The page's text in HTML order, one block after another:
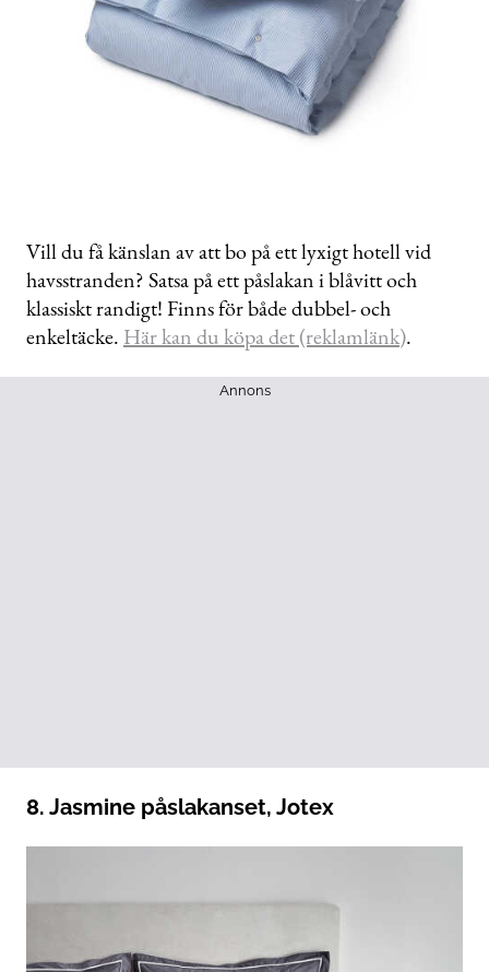
Vill du få känslan av att bo på ett lyxigt hotell vid
havsstranden? Satsa på ett påslakan i blåvitt och
klassiskt randigt! Finns för både dubbel- och
enkeltäcke. Här kan du köpa det (reklamlänk).
Annons
8. Jasmine påslakanset, Jotex